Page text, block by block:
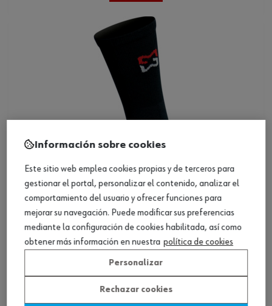
Calcetín de trabajo de algodón
Ver producto
Información sobre cookies
Este sitio web emplea cookies propias y de terceros para
gestionar el portal, personalizar el contenido, analizar el
comportamiento del usuario y ofrecer funciones para
mejorar su navegación. Puede modificar sus preferencias
mediante la configuración de cookies habilitada, así como
obtener más información en nuestra política de cookies
Personalizar
Rechazar cookies